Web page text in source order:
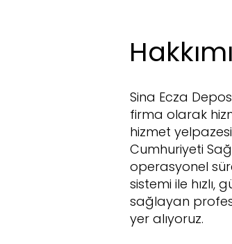
Sina Ecza
firma olarak
hizmet
Cumhuriyeti
operasyonel
sistemi ile
sağlayan
yer alıyoruz.